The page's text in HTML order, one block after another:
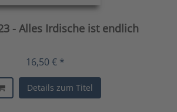
- Alles Irdische ist endlich
16,50 € *
Details zum Titel